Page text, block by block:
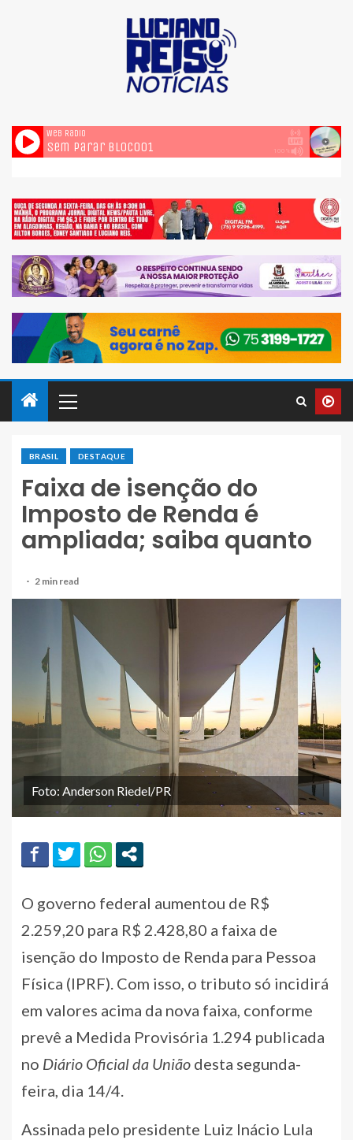
BRASIL DESTAQUE
Faixa de isenção do
Imposto de Renda é
ampliada; saiba quanto
2 min read
Foto: Anderson Riedel/PR
O governo federal aumentou de R$
2.259,20 para R$ 2.428,80 a faixa de
isenção do Imposto de Renda para Pessoa
Física (IPRF). Com isso, o tributo só incidirá
em valores acima da nova faixa, conforme
prevê a Medida Provisória 1.294 publicada
no Diário Oficial da União desta segunda-
feira, dia 14/4.
Assinada pelo presidente Luiz Inácio Lula